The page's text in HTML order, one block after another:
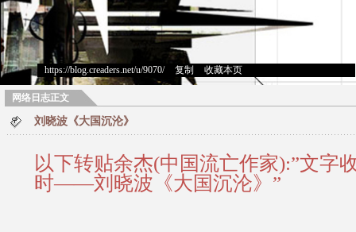
https://blog.creaders.net/u/9070/> 复制 收藏本页
网络日志正文
刘晓波《大国沉沦》
以下转贴余杰(中国流亡作家):”文字
时——刘晓波《大国沉沦》”